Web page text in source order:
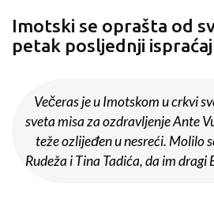
Imotski se oprašta od
petak posljednji
Večeras je u Imotskom u crkvi
sveta misa za ozdravljenje Ante
teže ozlijeđen u nesreći. Molilo
Rudeža i Tina Tadića, da im dragi